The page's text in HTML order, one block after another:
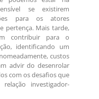
se existirem
para os atores
pertença. Mais tarde,
contribuir para o
identificando um
custos
advir do desenrolar
com os desafios que
investigador-